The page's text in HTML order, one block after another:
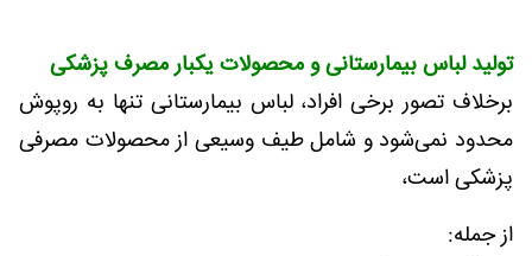
تولید لباس بیمارستانی و محصولات یکبار مصرف پزشکی
برخلاف تصور برخی افراد، لباس بیمارستانی تنها به روپوش
محدود نمی‌شود و شامل طیف وسیعی از محصولات مصرفی
پزشکی است،
از جمله: